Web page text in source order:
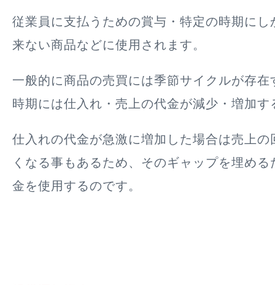
従業員に支払うための賞与・特定の時期にし
来ない商品などに使用されます。
一般的に商品の売買には季節サイクルが存在
時期には仕入れ・売上の代金が減少・増加す
仕入れの代金が急激に増加した場合は売上の
くなる事もあるため、そのギャップを埋め
金を使用するのです。